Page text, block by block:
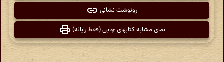
رونوشت نشانی
نمای مشابه کتابهای چاپی (فقط رایانه)